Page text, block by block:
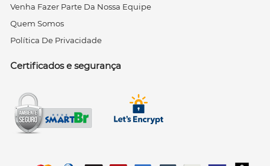
Venha Fazer Parte Da Nossa Equipe
Quem Somos
Política De Privacidade
Certificados e segurança